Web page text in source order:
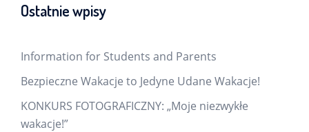
Ostatnie wpisy
Information for Students and Parents
Bezpieczne Wakacje to Jedyne Udane Wakacje!
KONKURS FOTOGRAFICZNY: „Moje niezwykłe
wakacje!”